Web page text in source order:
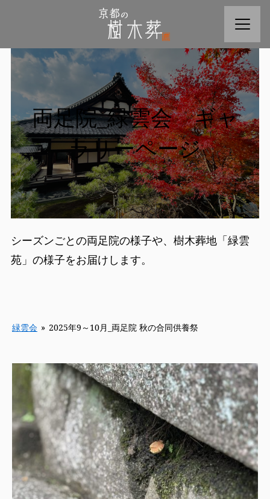
両足院_緑雲会 ギャ
ラリーページ
シーズンごとの両足院の様子や、樹木葬地「緑雲
苑」の様子をお届けします。
緑雲会 » 2025年9～10月_両足院 秋の合同供養祭